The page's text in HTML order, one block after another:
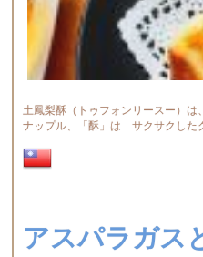
土鳳梨酥（トゥフォンリースー）
ナップル、「酥」は サクサクした
アスパラガス